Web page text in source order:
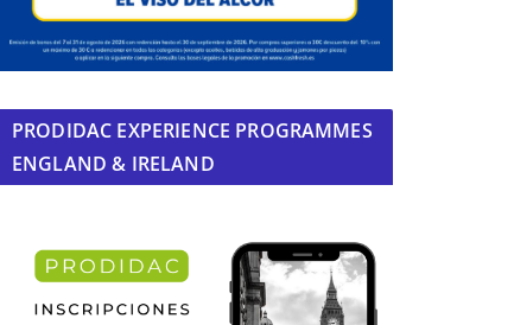
PRODIDAC EXPERIENCE PROGRAMMES
ENGLAND & IRELAND